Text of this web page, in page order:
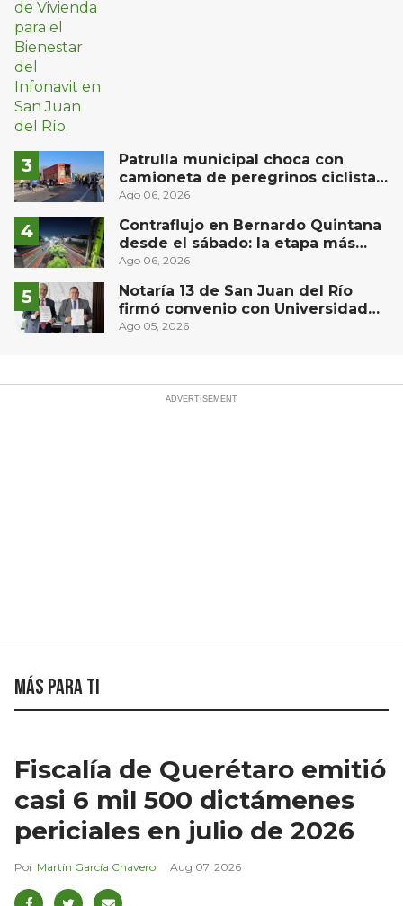
Patrulla municipal choca con
camioneta de peregrinos ciclistas
en la autopista México-Querétaro
Ago 06, 2026
Contraflujo en Bernardo Quintana
desde el sábado: la etapa más
compleja del operativo vial
Ago 06, 2026
Notaría 13 de San Juan del Río
firmó convenio con Universidad
Privada del Bajío para recibir
Ago 05, 2026
Más para ti
Fiscalía de Querétaro emitió
casi 6 mil 500 dictámenes
periciales en julio de 2026
Martín García Chavero Aug 07, 2026